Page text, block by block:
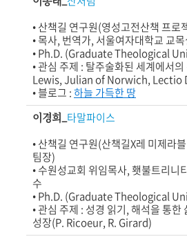
•산책길 연구원(영성고전산책 프로
• 목사, 번역가, 서울여자대학교 교
•Ph.D. (Graduate Theological
•관심 주제 : 탈주술화된 세계에서
Lewis, Julian of Norwich, Lectio
•블로그 :하늘 가득한 땅
이경희_ 타말파이스
• 산책길 연구원(산책길X레 미제라
팀장)
• 수원성교회 위임목사, 횃불트리니
수
• Ph.D. (Graduate Theological
• 관심 주제 : 성경 읽기, 해석을 통한
성장(P. Ricoeur, R. Girard)